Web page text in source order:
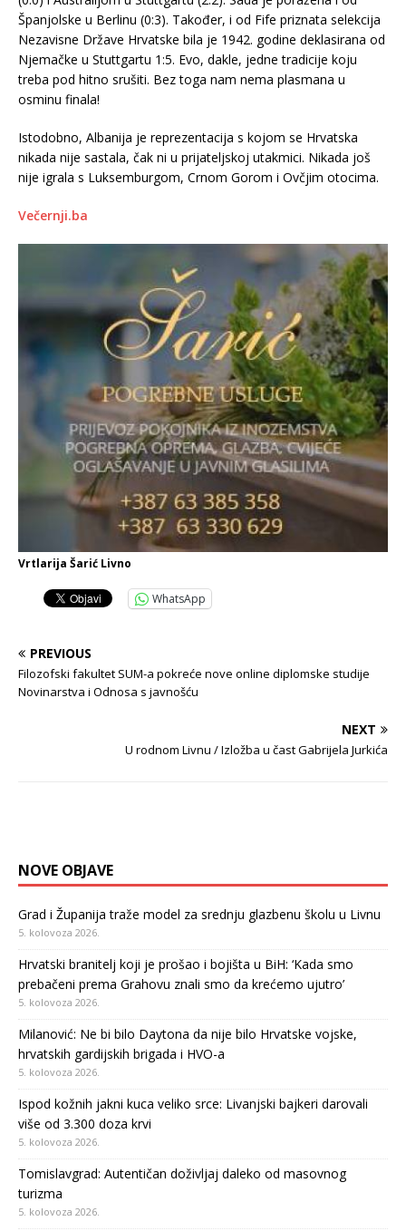
Španjolske u Berlinu (0:3). Također, i od Fife priznata selekcija
Nezavisne Države Hrvatske bila je 1942. godine deklasirana od
Njemačke u Stuttgartu 1:5. Evo, dakle, jedne tradicije koju
treba pod hitno srušiti. Bez toga nam nema plasmana u
osminu finala!
Istodobno, Albanija je reprezentacija s kojom se Hrvatska
nikada nije sastala, čak ni u prijateljskoj utakmici. Nikada još
nije igrala s Luksemburgom, Crnom Gorom i Ovčjim otocima.
Večernji.ba
Vrtlarija Šarić Livno
WhatsApp
PREVIOUS
Filozofski fakultet SUM-a pokreće nove online diplomske studije
Novinarstva i Odnosa s javnošću
NEXT
U rodnom Livnu / Izložba u čast Gabrijela Jurkića
NOVE OBJAVE
Grad i Županija traže model za srednju glazbenu školu u Livnu
5. kolovoza 2026.
Hrvatski branitelj koji je prošao i bojišta u BiH: ‘Kada smo
prebačeni prema Grahovu znali smo da krećemo ujutro’
5. kolovoza 2026.
Milanović: Ne bi bilo Daytona da nije bilo Hrvatske vojske,
hrvatskih gardijskih brigada i HVO-a
5. kolovoza 2026.
Ispod kožnih jakni kuca veliko srce: Livanjski bajkeri darovali
više od 3.300 doza krvi
5. kolovoza 2026.
Tomislavgrad: Autentičan doživljaj daleko od masovnog
turizma
5. kolovoza 2026.